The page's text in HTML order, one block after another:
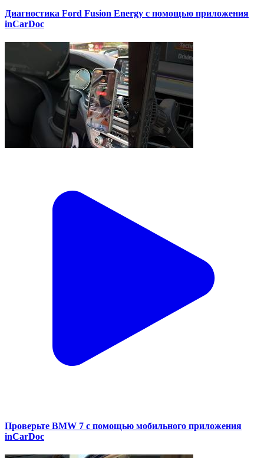
Диагностика Ford Fusion Energy с помощью приложения
inCarDoc
Проверьте BMW 7 с помощью мобильного приложения
inCarDoc